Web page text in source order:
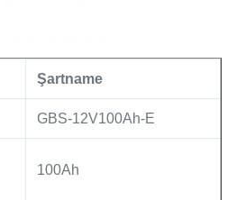
Şartname
GBS-12V100Ah-E
100Ah